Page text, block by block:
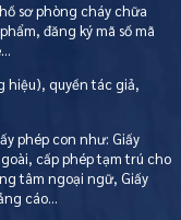
sơ phòng cháy chữa
đăng ký mã số mã
hiệu), quyền tác giả,
phép con như: Giấy
cấp phép tạm trú cho
tâm ngoại ngữ, Giấy
cáo…